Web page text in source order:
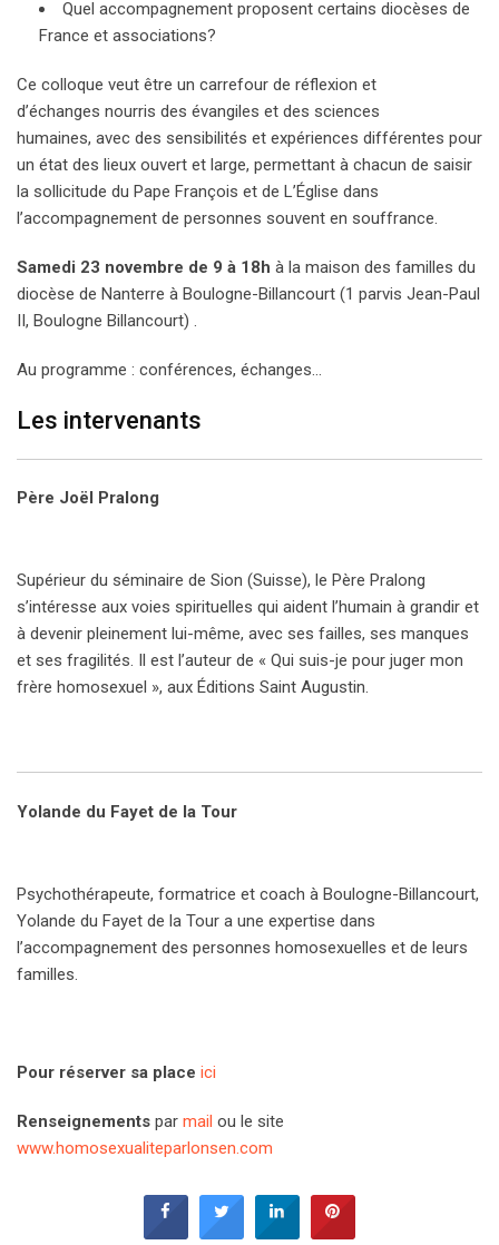
Quel accompagnement proposent certains diocèses de
France et associations?
Ce colloque veut être un carrefour de réflexion et
d’échanges nourris des évangiles et des sciences
humaines, avec des sensibilités et expériences différentes pour
un état des lieux ouvert et large, permettant à chacun de saisir
la sollicitude du Pape François et de L’Église dans
l’accompagnement de personnes souvent en souffrance.
Samedi 23 novembre de 9 à 18h à la maison des familles du
diocèse de Nanterre à Boulogne-Billancourt (1 parvis Jean-Paul
II, Boulogne Billancourt) .
Au programme : conférences, échanges…
Les intervenants
Père Joël Pralong
Supérieur du séminaire de Sion (Suisse), le Père Pralong
s’intéresse aux voies spirituelles qui aident l’humain à grandir et
à devenir pleinement lui-même, avec ses failles, ses manques
et ses fragilités. Il est l’auteur de « Qui suis-je pour juger mon
frère homosexuel », aux Éditions Saint Augustin.
Yolande du Fayet de la Tour
Psychothérapeute, formatrice et coach à Boulogne-Billancourt,
Yolande du Fayet de la Tour a une expertise dans
l’accompagnement des personnes homosexuelles et de leurs
familles.
Pour réserver sa place ici
Renseignements par mail ou le site
www.homosexualiteparlonsen.com